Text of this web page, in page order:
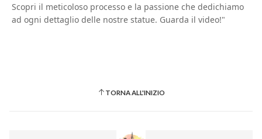
Scopri il meticoloso processo e la passione che dedichiamo
ad ogni dettaglio delle nostre statue. Guarda il video!"
TORNA ALL'INIZIO